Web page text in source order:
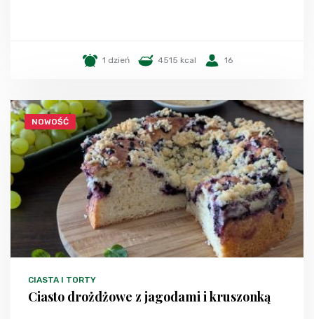
1 dzień 4515 kcal 16
NOWOŚĆ
CIASTA I TORTY
Ciasto drożdżowe z jagodami i kruszonką